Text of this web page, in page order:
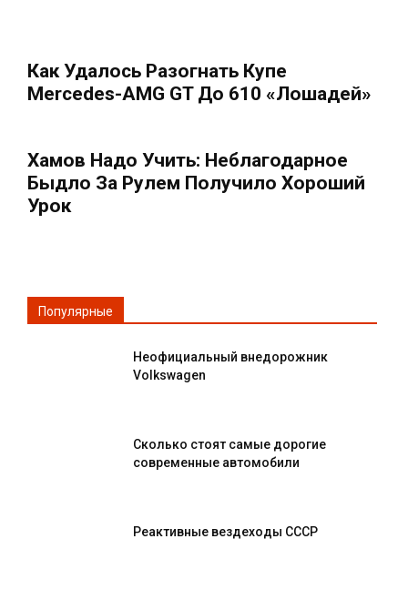
Как Удалось Разогнать Купе
Mercedes-AMG GT До 610 «лошадей»
Хамов Надо Учить: Неблагодарное
Быдло За Рулем Получило Хороший
Урок
Популярные
Неофициальный внедорожник
Volkswagen
Сколько стоят самые дорогие
современные автомобили
Реактивные вездеходы СССР